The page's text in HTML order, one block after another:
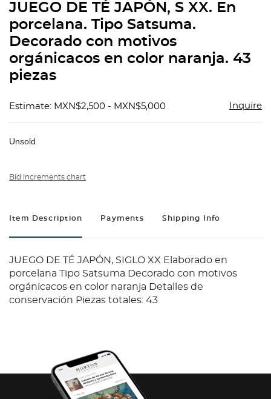
JUEGO DE TÉ JAPÓN, S XX. En
porcelana. Tipo Satsuma.
Decorado con motivos
orgánicacos en color naranja. 43
piezas
Estimate: MXN$2,500 - MXN$5,000 Inquire
Unsold
Bid increments chart
Item Description Payments Shipping Info
JUEGO DE TÉ JAPÓN, SIGLO XX Elaborado en
porcelana Tipo Satsuma Decorado con motivos
orgánicacos en color naranja Detalles de
conservación Piezas totales: 43